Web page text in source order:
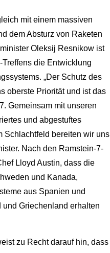
mit einem massiven
dem Absturz von Raketen
Oleksij Resnikow ist
die Entwicklung
„Der Schutz des
oberste Priorität und ist das
Gemeinsam mit unseren
und abgestuftes
Schlachtfeld bereiten wir uns
Nach den Ramstein-7-
Lloyd Austin, dass die
und Kanada,
aus Spanien und
Griechenland erhalten
zu Recht darauf hin, dass